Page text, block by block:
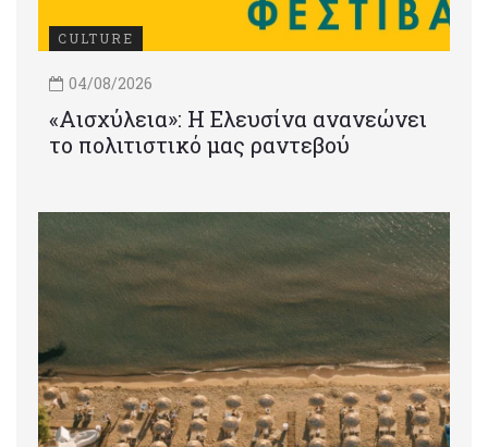
CULTURE
04/08/2026
«Αισχύλεια»: Η Ελευσίνα ανανεώνει
το πολιτιστικό μας ραντεβού